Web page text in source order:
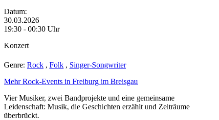
Datum:
30.03.2026
19:30 - 00:30 Uhr
Konzert
Genre: Rock , Folk , Singer-Songwriter
Mehr Rock-Events in Freiburg im Breisgau
Vier Musiker, zwei Bandprojekte und eine gemeinsame
Leidenschaft: Musik, die Geschichten erzählt und Zeiträume
überbrückt.